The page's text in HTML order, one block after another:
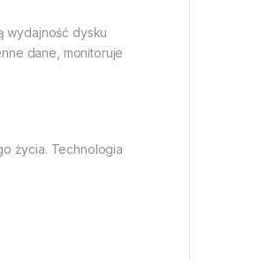
wydajność dysku
dane, monitoruje
życia. Technologia